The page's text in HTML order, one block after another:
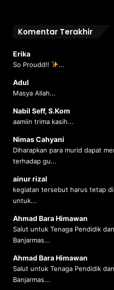
Komentar Terakhir
Erika
So Proudd!! ...
Adul
Masya Allah...
Nabil Seff, S.Kom
aamiin trima kasih...
Nimas Cahyani
Diharapkan para murid dapat
terhadap gu...
ainur rizal
kegiatan tersebut harus tetap
untuk...
Ahmad Bara Himawan
Salut untuk Tenaga Pendidik
Banjarmas...
Ahmad Bara Himawan
Salut untuk Tenaga Pendidik
Banjarmas...